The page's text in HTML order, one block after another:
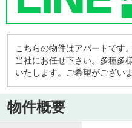
こちらの物件はアパートです
当社にお任せ下さい。多種多
いたします。ご希望がござい
物件概要